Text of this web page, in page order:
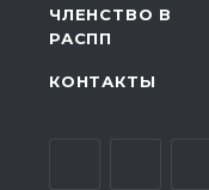
ЧЛЕНСТВО В
РАСПП
КОНТАКТЫ